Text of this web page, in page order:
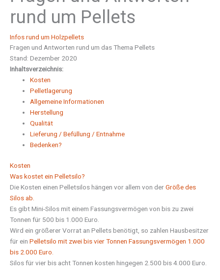
rund um Pellets
Infos rund um Holzpellets
Fragen und Antworten rund um das Thema Pellets
Stand: Dezember 2020
Inhaltsverzeichnis:
Kosten
Pelletlagerung
Allgemeine Informationen
Herstellung
Qualität
Lieferung / Befüllung / Entnahme
Bedenken?
Kosten
Was kostet ein Pelletsilo?
Die Kosten einen Pelletsilos hängen vor allem von derGröße des
Silos ab.
Es gibt Mini-Silos mit einem Fassungsvermögen von bis zu zwei
Tonnen für 500 bis 1.000 Euro.
Wird ein größerer Vorrat an Pellets benötigt, so zahlen Hausbesitzer
für ein Pelletsilo mit zwei bis vier Tonnen Fassungsvermögen 1.000
bis 2.000 Euro.
Silos für vier bis acht Tonnen kosten hingegen 2.500 bis 4.000 Euro.